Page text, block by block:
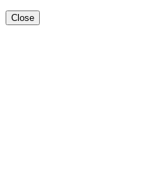
Close